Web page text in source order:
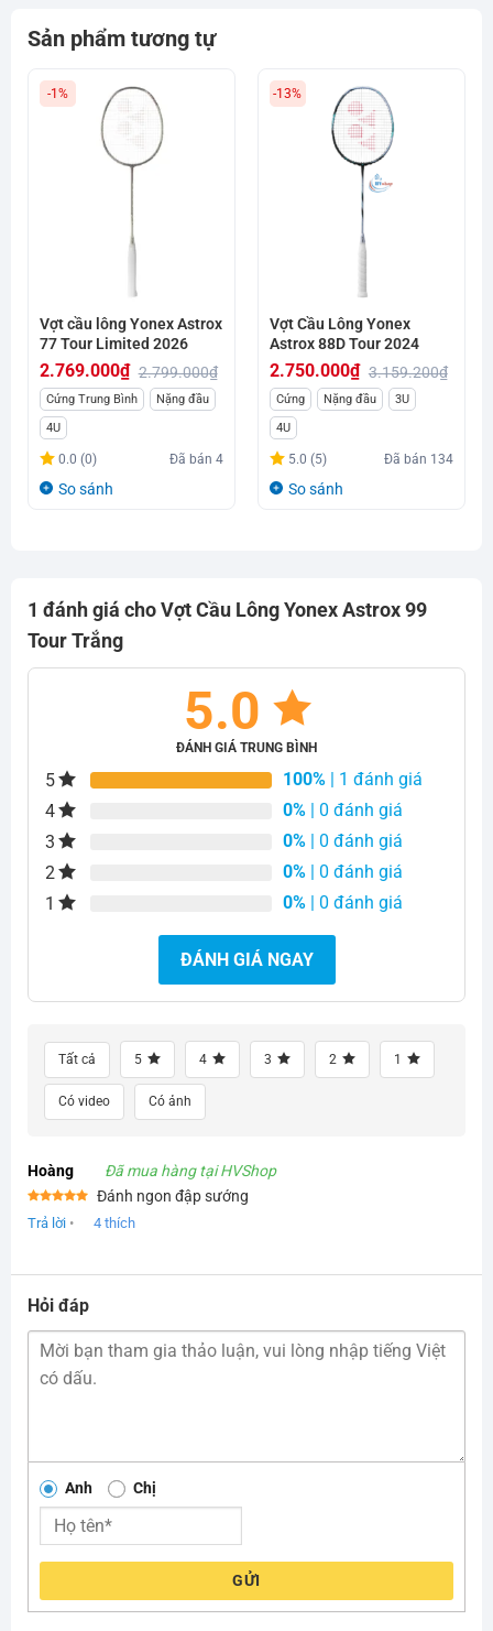
Sản phẩm tương tự
-1%
Vợt cầu lông Yonex Astrox
77 Tour Limited 2026
2.799.000₫
Giá
gốc
là:
2.799.000₫.
2.769.000₫
Giá
hiện
tại
là:
Cứng Trung Bình
Nặng đầu
4U
0.0 (0) Đã bán4
So sánh
-13%
Vợt Cầu Lông Yonex
Astrox 88D Tour 2024
3.159.200₫
Giá
gốc
là:
3.159.200₫.
2.750.000₫
Giá
hiện
tại
là:
Cứng Nặng đầu
3U
4U
5.0 (5) Đã bán 134
So sánh
1 đánh giá choVợt Cầu Lông Yonex Astrox 99
Tour Trắng
5.0
ĐÁNH GIÁ TRUNG BÌNH
5 100% | 1 đánh giá
4
0% | 0 đánh giá
3
0% | 0 đánh giá
2
0% | 0 đánh giá
1
0% | 0 đánh giá
ĐÁNH GIÁ NGAY
Tất cả 5 4 3 2 1
Có video Có ảnh
Hoàng Đã mua hàng tại HVShop
Được xếp
hạng55
Đánh ngon đập sướng
Trả lời • 4thích
Hỏi đáp
Anh Chị
GỬI